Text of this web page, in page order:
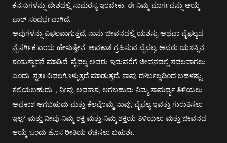
ಕನಸುಗಳನ್ನು ದೇಶದಲ್ಲಿ ಸಾಮರಸ್ಯ ಇರಬೇಕು. ಈ ನಿಮ್ಮ ಮಾರ್ಗವನ್ನು ಆಯ್ಕೆ
ಫಾರ್ ಸಂದರ್ಭವಾಗಿದೆ.
ಅವುಗಳನ್ನು ವಿಫಲವಾಗುತ್ತದೆ, ನಾನು ಜೀವನದಲ್ಲಿ ಯಶಸ್ಸು ಅಥವಾ ವೈಫಲ್ಯದ
ನೈಸರ್ಗಿಕ ಎಂದು ಹೇಳುತ್ತೇನೆ. ಅವಕಾಶ ಗ್ರಹಿಸುವ ವೈಫಲ್ಯ, ಅವರು ಯಶಸ್ಸಿನ
ಶಂಕುಸ್ಥಾಪನೆ ಮಾಡಿದೆ. ವೈಫಲ್ಯ ಅವರು ಇದುವರೆಗೆ ಜೀವನದಲ್ಲಿ ಸಫಲವಾಗಲು
ಎಂದು, ಸ್ವತಃ ವಿಫಲಗೊಳ್ಳುತ್ತದೆ ಮಾಡುತ್ತದೆ. ನಾವು ದೌರ್ಬಲ್ಯದಿಂದ ಬಹಳಷ್ಟು
ಕಲಿಯಬಹುದು. , ನೀವು ಅವಕಾಶ, ಆಗಬಹುದು ನಿಮ್ಮ ಸಾಮರ್ಥ್ಯ ತಿಳಿಯಲು
ಅವಕಾಶ ಆಗಬಹುದು ಮತ್ತು ಕೆಲವೊಮ್ಮೆ ನಾವು, ವೈಫಲ್ಯ ಇವತ್ತು ಗುರುತಿಸಲು
ಇಲ್ಲ? ಮತ್ತು ನೀವು ನಿಮ್ಮ ಶಕ್ತಿ ಮತ್ತು ನಿಮ್ಮ ಶಕ್ತಿಯ ತಿಳಿಯಲು ಮತ್ತು ಜೀವನದ
ಆಯ್ಕೆ ಒಂದು ಹೊಸ ರೀತಿಯ ರಚಿಸಲು ಬಹುಶಃ.